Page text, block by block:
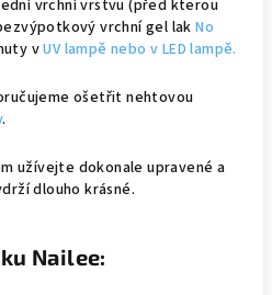
vrchní vrstvu (před kterou
vrchní gel lakNo
vUV lampě nebo v LED lampě.
ošetřit nehtovou
.
užívejte dokonale upravené a
dlouho krásné.
Nailee: